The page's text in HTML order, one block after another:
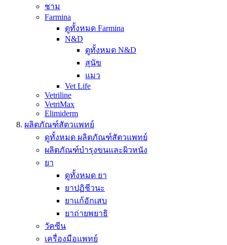
ชาม
Farmina
ดูทั้งหมด Farmina
N&D
ดูทั้งหมด N&D
สุนัข
แมว
Vet Life
Vetriline
VetriMax
Elimiderm
ผลิตภัณฑ์สัตวแพทย์
ดูทั้งหมด ผลิตภัณฑ์สัตวแพทย์
ผลิตภัณฑ์บำรุงขนและผิวหนัง
ยา
ดูทั้งหมด ยา
ยาปฏิชีวนะ
ยาแก้อักเสบ
ยาถ่ายพยาธิ
วัคซีน
เครื่องมือแพทย์